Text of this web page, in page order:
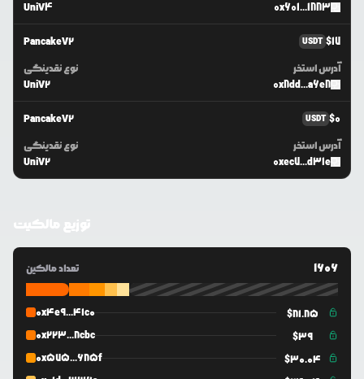
UniV4
0x601...1883
PancakeV2 USDT $17
نوع نقدینگی
UniV2
آدرس استخر
0x8dd...a6e8
PancakeV2 USDT $0
نوع نقدینگی
UniV2
آدرس استخر
0xec7...d31e
تعداد مالکین 1606
0x4e9...41c0 $81.85
0x223...8cbc
$39
0x575...685f
$30.04